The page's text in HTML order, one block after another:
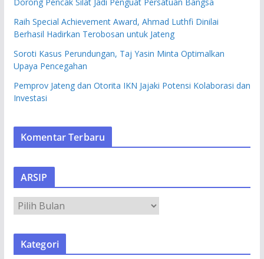
Raih Special Achievement Award, Ahmad Luthfi Dinilai
Berhasil Hadirkan Terobosan untuk Jateng
Soroti Kasus Perundungan, Taj Yasin Minta Optimalkan
Upaya Pencegahan
Pemprov Jateng dan Otorita IKN Jajaki Potensi Kolaborasi dan
Investasi
Komentar Terbaru
ARSIP
R
S
Kategori